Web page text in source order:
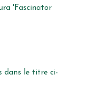
'Fascinator
dans le titre ci-